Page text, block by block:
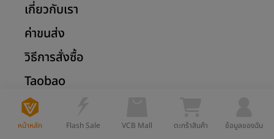
หน้าหลัก Flash Sale VCB Mall ตะกร้าสินค้า ข้อมูลของฉัน
เกี่ยวกับเรา
ค่าขนส่ง
วิธีการสั่งซื้อ
Taobao
1688
Tmall